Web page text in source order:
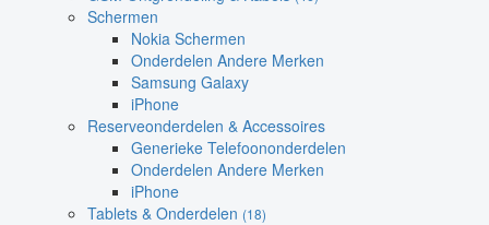
Schermen
Nokia Schermen
Onderdelen Andere Merken
Samsung Galaxy
iPhone
Reserveonderdelen & Accessoires
Generieke Telefoononderdelen
Onderdelen Andere Merken
iPhone
Tablets & Onderdelen (18)